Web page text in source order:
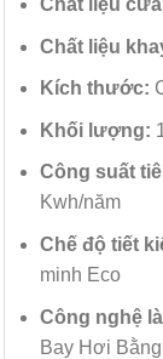
Chất liệu
Chất liệu
Kích thước:
Khối lượng:
Công suất
Kwh/năm
Chế độ tiết
minh Eco
Công nghệ
Bay Hơi